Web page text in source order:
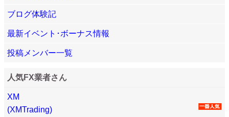
ブログ体験記
最新イベント･ボーナス情報
投稿メンバー一覧
人気FX業者さん
XM
(XMTrading)